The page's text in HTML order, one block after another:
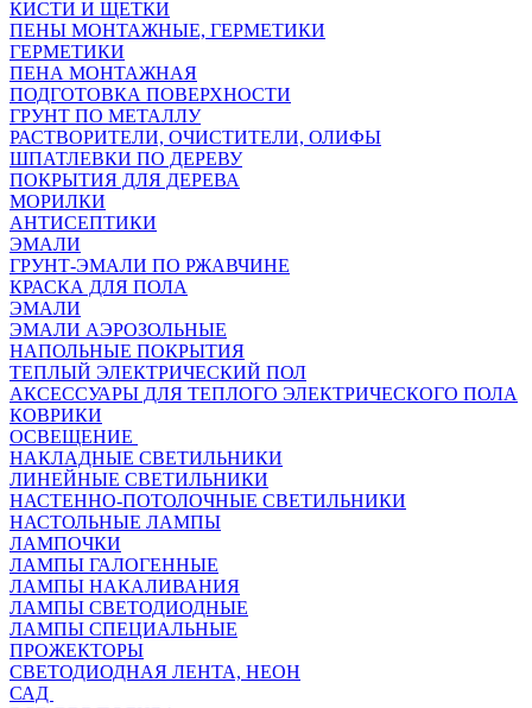
КИСТИ И ЩЕТКИ
ПЕНЫ МОНТАЖНЫЕ, ГЕРМЕТИКИ
ГЕРМЕТИКИ
ПЕНА МОНТАЖНАЯ
ПОДГОТОВКА ПОВЕРХНОСТИ
ГРУНТ ПО МЕТАЛЛУ
РАСТВОРИТЕЛИ, ОЧИСТИТЕЛИ, ОЛИФЫ
ШПАТЛЕВКИ ПО ДЕРЕВУ
ПОКРЫТИЯ ДЛЯ ДЕРЕВА
МОРИЛКИ
АНТИСЕПТИКИ
ЭМАЛИ
ГРУНТ-ЭМАЛИ ПО РЖАВЧИНЕ
КРАСКА ДЛЯ ПОЛА
ЭМАЛИ
ЭМАЛИ АЭРОЗОЛЬНЫЕ
НАПОЛЬНЫЕ ПОКРЫТИЯ
ТЕПЛЫЙ ЭЛЕКТРИЧЕСКИЙ ПОЛ
АКСЕССУАРЫ ДЛЯ ТЕПЛОГО ЭЛЕКТРИЧЕСКОГО ПОЛА
КОВРИКИ
ОСВЕЩЕНИЕ
НАКЛАДНЫЕ СВЕТИЛЬНИКИ
ЛИНЕЙНЫЕ СВЕТИЛЬНИКИ
НАСТЕННО-ПОТОЛОЧНЫЕ СВЕТИЛЬНИКИ
НАСТОЛЬНЫЕ ЛАМПЫ
ЛАМПОЧКИ
ЛАМПЫ ГАЛОГЕННЫЕ
ЛАМПЫ НАКАЛИВАНИЯ
ЛАМПЫ СВЕТОДИОДНЫЕ
ЛАМПЫ СПЕЦИАЛЬНЫЕ
ПРОЖЕКТОРЫ
СВЕТОДИОДНАЯ ЛЕНТА, НЕОН
САД